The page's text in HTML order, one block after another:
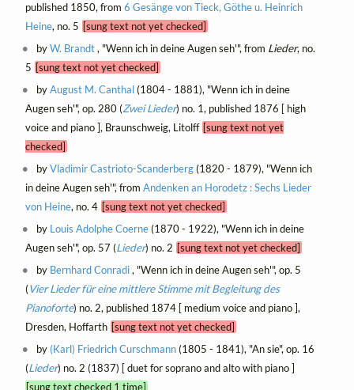
published 1850, from 6 Gesänge von Tieck, Göthe u. Heinrich
Heine, no. 5 [sung text not yet checked]
byW. Brandt, "Wenn ich in deine Augen seh'", from Lieder, no.
5 [sung text not yet checked]
byAugust M. Canthal(1804 - 1881), "Wenn ich in deine
Augen seh'", op. 280 (Zwei Lieder) no. 1, published 1876 [ high
voice and piano ], Braunschweig, Litolff [sung text not yet
checked]
byVladimir Castrioto-Scanderberg(1820 - 1879), "Wenn ich
in deine Augen seh'", from Andenken an Horodetz : Sechs Lieder
von Heine, no. 4 [sung text not yet checked]
by Louis Adolphe Coerne(1870 - 1922), "Wenn ich in deine
Augen seh'", op. 57 (Lieder) no. 2 [sung text not yet checked]
by Bernhard Conradi, "Wenn ich in deine Augen seh'", op. 5
(Vier Lieder für eine mittlere Stimme mit Begleitung des
Pianoforte) no. 2, published 1874 [ medium voice and piano ],
Dresden, Hoffarth [sung text not yet checked]
by (Karl) Friedrich Curschmann(1805 - 1841), "An sie", op. 16
(Lieder) no. 2 (1837) [ duet for soprano and alto with piano ]
[sung text checked 1 time]